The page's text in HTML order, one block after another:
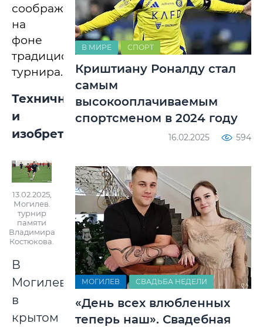
соображения
на
фоне
традиционного
турнира.
Техничный
и
изобретательный
13.02.2025,
Могилев.
турнир
памяти
Владимира
Костюкова.
В
Могилеве,
в
крытом
В МИРЕ СПОРТ
Криштиану Роналду стал
самым
высокооплачиваемым
спортсменом в 2024 году
16.02.2025 594
МОГИЛЕВ СВАДЬБА НЕДЕЛИ
«День всех влюбленных
теперь наш». Свадебная